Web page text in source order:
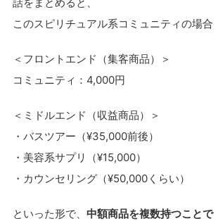
このスピリチュアル系コミュニティの場合
＜フロントエンド（集客商品）＞
コミュニティ：4,000円
＜ミドルエンド（収益商品）＞
・バスツアー（¥35,000前後）
・美容系サプリ（¥15,000）
・カウンセリング（¥50,000くらい）
といった形で、 中額商品を複数持つことで